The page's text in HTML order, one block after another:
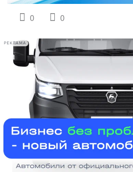
0 0
РЕКЛАМА